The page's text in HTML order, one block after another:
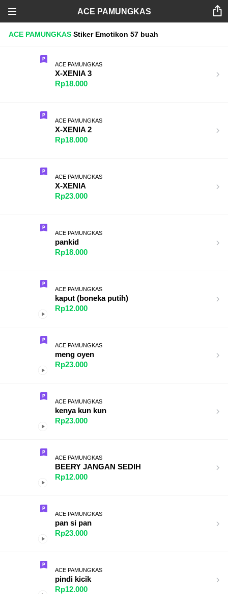
ACE PAMUNGKAS
ACE PAMUNGKAS Stiker Emotikon 57 buah
ACE PAMUNGKAS
X-XENIA 3
Rp18.000
ACE PAMUNGKAS
X-XENIA 2
Rp18.000
ACE PAMUNGKAS
X-XENIA
Rp23.000
ACE PAMUNGKAS
pankid
Rp18.000
ACE PAMUNGKAS
kaput (boneka putih)
Rp12.000
ACE PAMUNGKAS
meng oyen
Rp23.000
ACE PAMUNGKAS
kenya kun kun
Rp23.000
ACE PAMUNGKAS
BEERY JANGAN SEDIH
Rp12.000
ACE PAMUNGKAS
pan si pan
Rp23.000
ACE PAMUNGKAS
pindi kicik
Rp12.000